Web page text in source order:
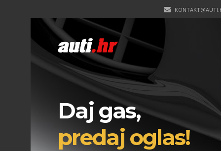
Daj gas,
predaj oglas!